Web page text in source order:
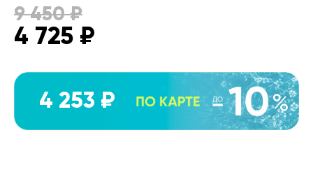
9 450₽
4 725 ₽
4 253 ₽